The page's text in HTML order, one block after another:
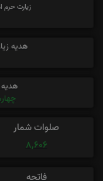
زیارت
هدیه
صلوات شمار
8,606
فاتحه